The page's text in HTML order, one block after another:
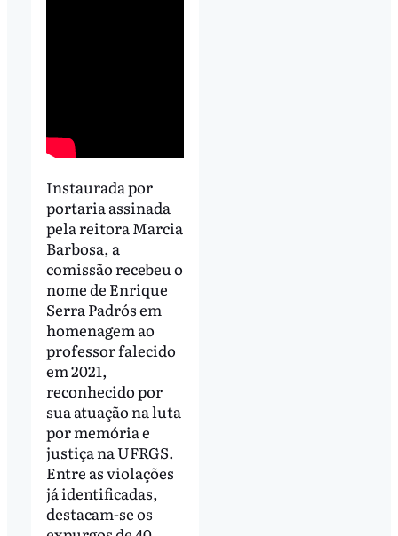
Instaurada por
portaria assinada
pela reitora Marcia
Barbosa, a
comissão recebeu o
nome de Enrique
Serra Padrós em
homenagem ao
professor falecido
em 2021,
reconhecido por
sua atuação na luta
por memória e
justiça na UFRGS.
Entre as violações
já identificadas,
destacam-se os